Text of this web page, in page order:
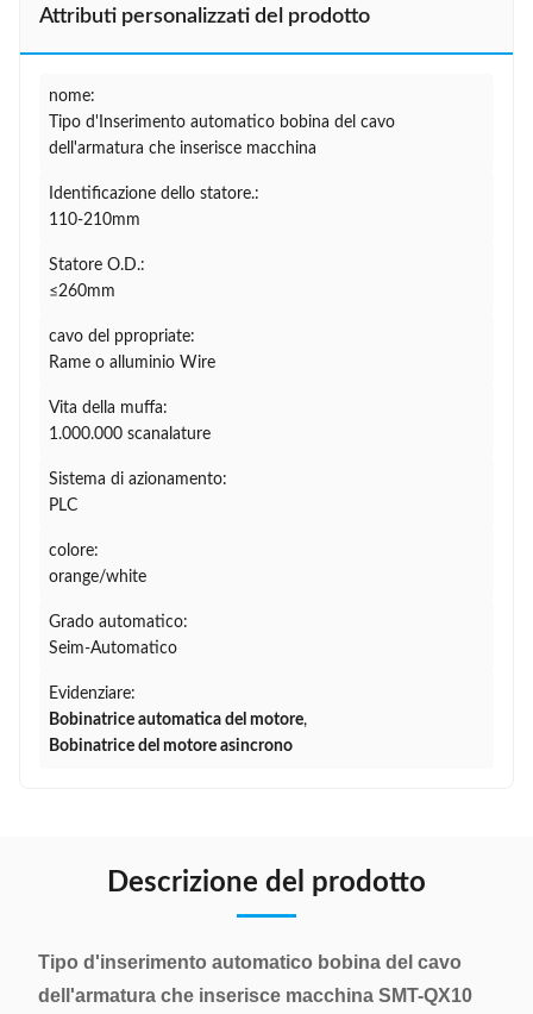
Attributi personalizzati del prodotto
nome:
Tipo d'Inserimento automatico bobina del cavo
dell'armatura che inserisce macchina
Identificazione dello statore.:
110-210mm
Statore O.D.:
≤260mm
cavo del ppropriate:
Rame o alluminio Wire
Vita della muffa:
1.000.000 scanalature
Sistema di azionamento:
PLC
colore:
orange/white
Grado automatico:
Seim-Automatico
Evidenziare:
Bobinatrice automatica del motore,
Bobinatrice del motore asincrono
Descrizione del prodotto
Tipo d'inserimento automatico bobina del cavo
dell'armatura che inserisce macchina SMT-QX10